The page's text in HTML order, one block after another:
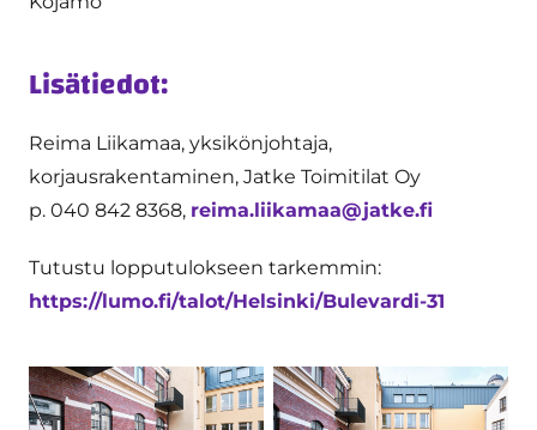
Lisätiedot:
Reima Liikamaa, yksikönjohtaja,
korjausrakentaminen, Jatke Toimitilat Oy
p. 040 842 8368, reima.liikamaa@jatke.fi
Tutustu lopputulokseen tarkemmin:
https://lumo.fi/talot/Helsinki/Bulevardi-31